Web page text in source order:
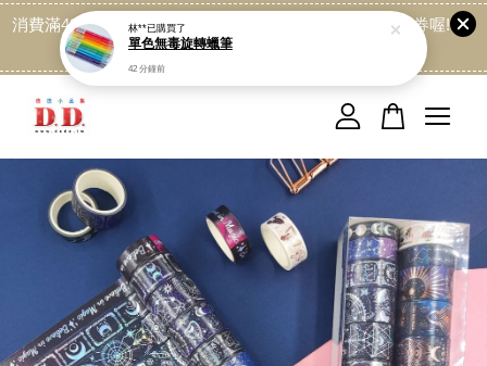
消費滿499免運喔, 記得加LINE:@dede168 領取專屬折扣券喔!
點我
您的購物車目前還是空的。
繼續購物